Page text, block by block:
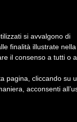
Registrazione
si avvalgono di
finalità illustrate nella
il consenso a tutti o
pagina, cliccando su
acconsenti